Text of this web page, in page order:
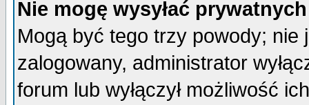
Nie mogę wysyłać
Mogą być tego trzy powody;
zalogowany, administrator
forum lub wyłączył możliwość